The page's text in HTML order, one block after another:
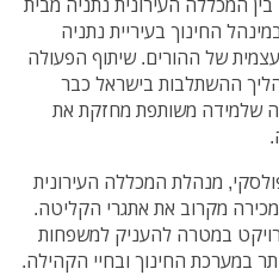
החינוך בעיריית נתניה
של ההורים. שיתוף הפעולה
ההשתלבות בישראל כבר
שלמידה משותפת מחזקת את
מנהלת המכללה העירונית
מקרוב את אתגרי הקליטה.
במטרה להעניק למשפחות
במערכת החינוך ובחיי הקהילה.